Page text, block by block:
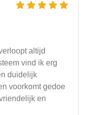
altijd
vind ik erg
duidelijk
voorkomt gedoe
en